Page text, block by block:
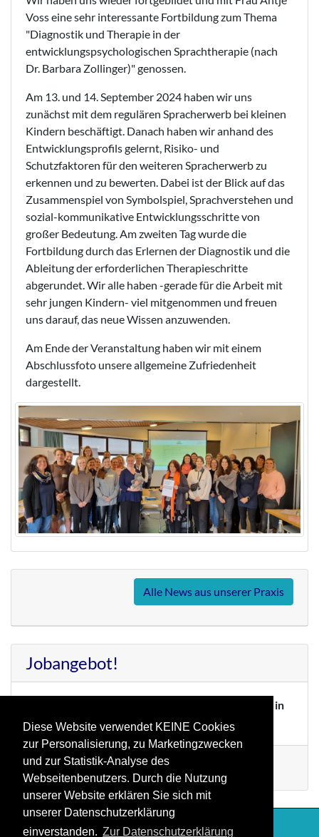
Diese Website verwendet KEINE Cookies
zur Personalisierung, zu Marketingzwecken
und zur Statistik-Analyse des
Webseitenbenutzers. Durch die Nutzung
unserer Website erklären Sie sich mit
unserer Datenschutzerklärung
einverstanden. Zur Datenschutzerklärung
Voss eine sehr interessante Fortbildung zum Thema
"Diagnostik und Therapie in der
entwicklungspsychologischen Sprachtherapie (nach
Dr. Barbara Zollinger)" genossen.
Am 13. und 14. September 2024 haben wir uns
zunächst mit dem regulären Spracherwerb bei kleinen
Kindern beschäftigt. Danach haben wir anhand des
Entwicklungsprofils gelernt, Risiko- und
Schutzfaktoren für den weiteren Spracherwerb zu
erkennen und zu bewerten. Dabei ist der Blick auf das
Zusammenspiel von Symbolspiel, Sprachverstehen und
sozial-kommunikative Entwicklungsschritte von
großer Bedeutung. Am zweiten Tag wurde die
Fortbildung durch das Erlernen der Diagnostik und die
Ableitung der erforderlichen Therapieschritte
abgerundet. Wir alle haben -gerade für die Arbeit mit
sehr jungen Kindern- viel mitgenommen und freuen
uns darauf, das neue Wissen anzuwenden.
Am Ende der Veranstaltung haben wir mit einem
Abschlussfoto unsere allgemeine Zufriedenheit
dargestellt.
Alle News aus unserer Praxis
Jobangebot!
ab sofort Verstärkung für unser Team in
Teil-/Vollzeit.
Mehr Infos
Impressum|Datenschutz